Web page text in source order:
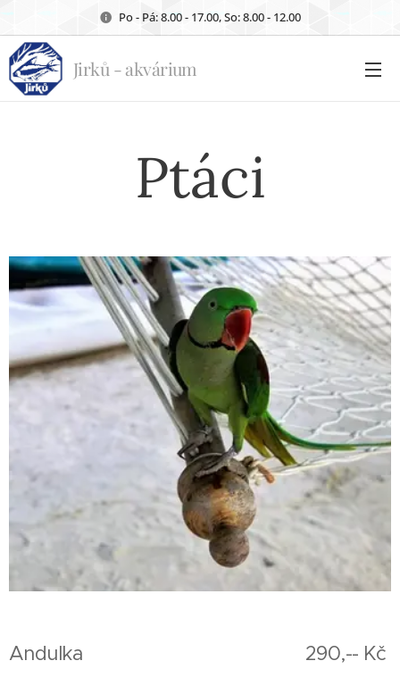
Po - Pá: 8.00 - 17.00, So: 8.00 - 12.00
Jirků - akvárium
Ptáci
Andulka 290,-- Kč